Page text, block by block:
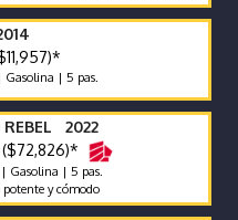
| 5 pas.
2022
($72,826)*
Gasolina | 5 pas.
y cómodo